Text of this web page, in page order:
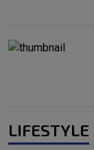
LIFESTYLE